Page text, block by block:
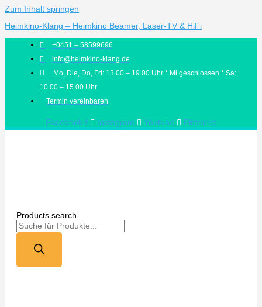
Zum Inhalt springen
Heimkino-Klang – Heimkino Beamer, Laser-TV & HiFi
+0451 – 58599696
info@heimkino-klang.de
Mo, Die, Do, Fri: 13.00 – 19.00 Uhr * Mi geschlossen * Sa:
10.00 – 15.00 Uhr
Termin vereinbaren
Facebook-f Instagram Youtube Pinterest
Products search